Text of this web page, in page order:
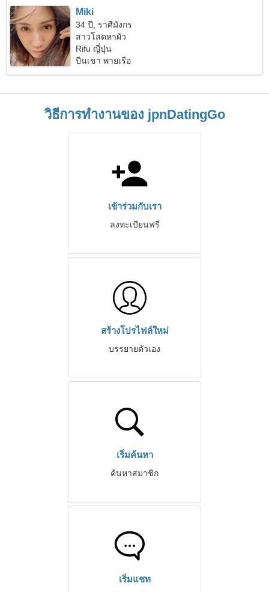
Miki
34 ปี, ราศีมังกร
สาวโสดหาผัว
Rifu ญี่ปุ่น
ปีนเขา พายเรือ
วิธีการทำงานของ jpnDatingGo
เข้าร่วมกับเรา
ลงทะเบียนฟรี
สร้างโปรไฟล์ใหม่
บรรยายตัวเอง
เริ่มค้นหา
ค้นหาสมาชิก
เริ่มแชท